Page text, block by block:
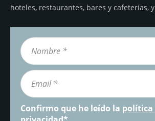
hoteles, restaurantes, bares y cafeterías,
Confirmo que he leído la política